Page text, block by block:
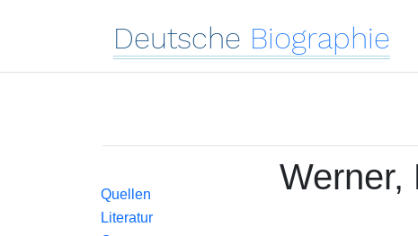
Deutsche Biographie
Quellen
Literatur
Werner,